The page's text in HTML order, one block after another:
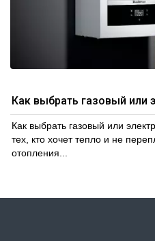
Как выбрать газовый или
Как выбрать газовый или
тех, кто хочет тепло и не
отопления...